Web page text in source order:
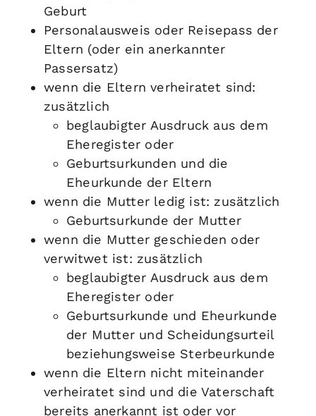
Geburt
Personalausweis oder Reisepass der
Eltern (oder ein anerkannter
Passersatz)
wenn die Eltern verheiratet sind:
zusätzlich
beglaubigter Ausdruck aus dem
Eheregister oder
Geburtsurkunden und die
Eheurkunde der Eltern
wenn die Mutter ledig ist: zusätzlich
Geburtsurkunde der Mutter
wenn die Mutter geschieden oder
verwitwet ist: zusätzlich
beglaubigter Ausdruck aus dem
Eheregister oder
Geburtsurkunde und Eheurkunde
der Mutter und Scheidungsurteil
beziehungsweise Sterbeurkunde
wenn die Eltern nicht miteinander
verheiratet sind und die Vaterschaft
bereits anerkannt ist oder vor